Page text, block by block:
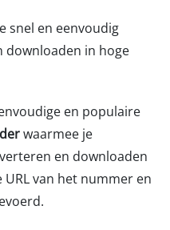
snel en eenvoudig
downloaden in hoge
en populaire
waarmee je
en downloaden
URL van het nummer en